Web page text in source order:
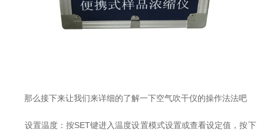
那么接下来让我们来详细的了解一下空气吹干仪的操作法法吧
设置温度：按SET键进入温度设置模式设置或查看设定值，按下